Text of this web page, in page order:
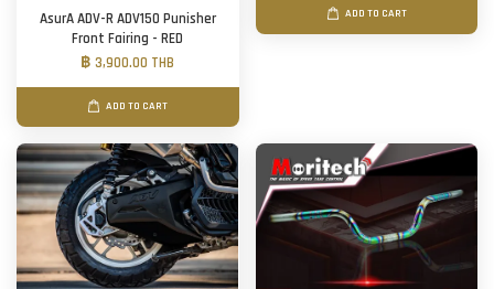
AsurA ADV-R ADV150 Punisher
Front Fairing - RED
฿ 3,900.00 THB
ADD TO CART
ADD TO CART